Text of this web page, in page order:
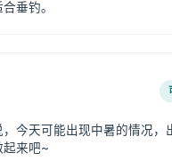
垂钓。
今天可能出现中暑的情况，
起来吧~